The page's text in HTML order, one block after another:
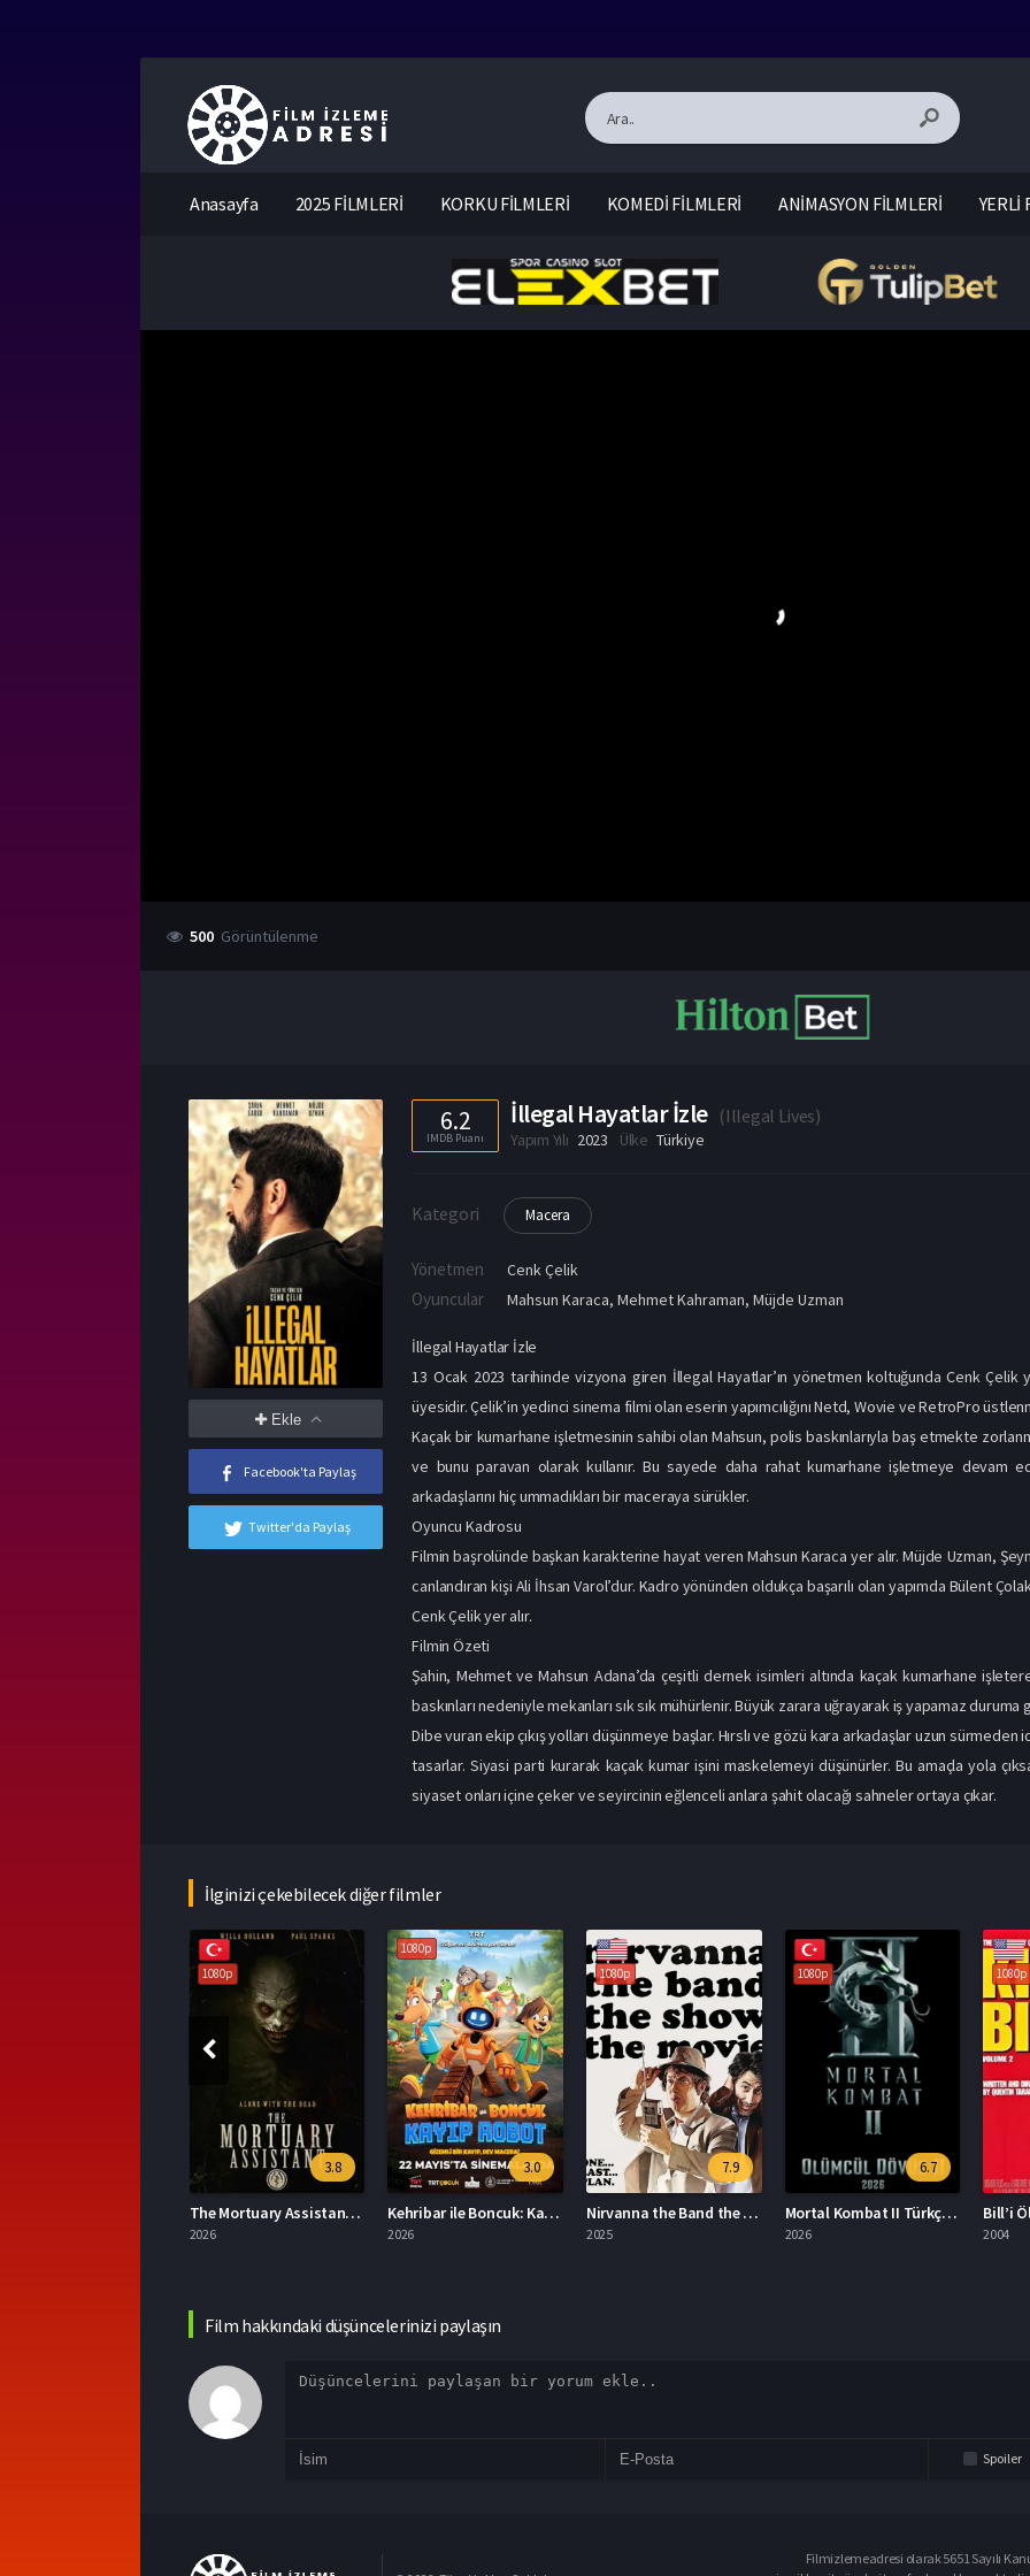
Anasayfa 2025 FİLMLERİ KORKU FİLMLERİ KOMEDİ FİLMLERİ ANİMASYON FİLMLERİ YERLİ
500 Görüntülenme
Ekle
Facebook'ta Paylaş
Twitter'da Paylaş
6.2
IMDB Puanı
İllegal Hayatlar İzle (Illegal Lives)
Yapım Yılı 2023 Ülke Türkiye
Kategori Macera
Yönetmen Cenk Çelik
Oyuncular Mahsun Karaca,Mehmet Kahraman,Müjde Uzman
İllegal Hayatlar İzle
13 Ocak 2023 tarihinde vizyona giren İllegal Hayatlar’ın yönetmen koltuğunda Cenk
üyesidir. Çelik’in yedinci sinema filmi olan eserin yapımcılığını Netd, Wovie ve RetroPro
Kaçak bir kumarhane işletmesinin sahibi olan Mahsun, polis baskınlarıyla baş etmekte
ve bunu paravan olarak kullanır. Bu sayede daha rahat kumarhane işletmeye devam
arkadaşlarını hiç ummadıkları bir maceraya sürükler.
Oyuncu Kadrosu
Filmin başrolünde başkan karakterine hayat veren Mahsun Karaca yer alır. Müjde Uzman,
canlandıran kişi Ali İhsan Varol’dur. Kadro yönünden oldukça başarılı olan yapımda Bülent
Cenk Çelik yer alır.
Filmin Özeti
Şahin, Mehmet ve Mahsun Adana’da çeşitli dernek isimleri altında kaçak kumarhane
baskınları nedeniyle mekanları sık sık mühürlenir. Büyük zarara uğrayarak iş yapamaz duruma
Dibe vuran ekip çıkış yolları düşünmeye başlar. Hırslı ve gözü kara arkadaşlar uzun sürmeden
tasarlar. Siyasi parti kurarak kaçak kumar işini maskelemeyi düşünürler. Bu amaçla yola
siyaset onları içine çeker ve seyircinin eğlenceli anlara şahit olacağı sahneler ortaya çıkar.
İlginizi çekebilecek diğer filmler
3.8
The Mortuary Assistant Türkçe Dublaj İzle
3.0
Kehribar ile Boncuk: Kayıp Robot Film İzle
1080p
7.9
Nirvanna the Band the Show the Movie Türkçe Dublaj İzle
6.7
Mortal Kombat II Türkçe Dublaj İzle
Film hakkındaki düşüncelerinizi paylaşın
Spoiler
Filmizlemeadresi olarak 5651 Sayılı